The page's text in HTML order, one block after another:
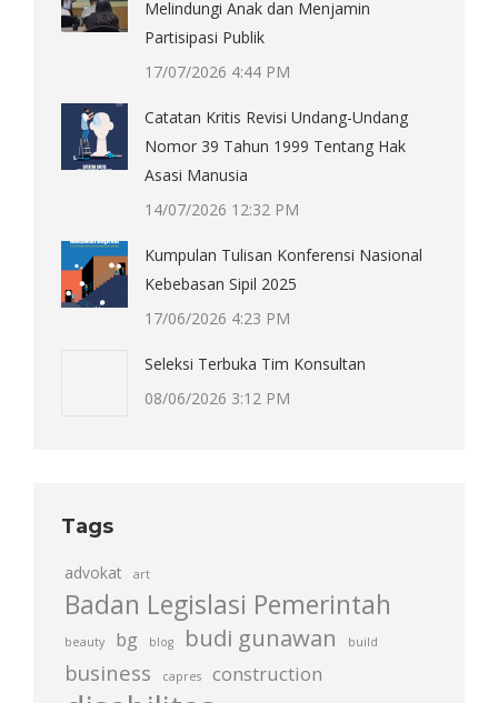
Melindungi Anak dan Menjamin
Partisipasi Publik
17/07/2026 4:44 PM
Catatan Kritis Revisi Undang-Undang
Nomor 39 Tahun 1999 Tentang Hak
Asasi Manusia
14/07/2026 12:32 PM
Kumpulan Tulisan Konferensi Nasional
Kebebasan Sipil 2025
17/06/2026 4:23 PM
Seleksi Terbuka Tim Konsultan
08/06/2026 3:12 PM
Tags
advokat art
Badan Legislasi Pemerintah
beauty bg blog budi gunawan build
business capres construction